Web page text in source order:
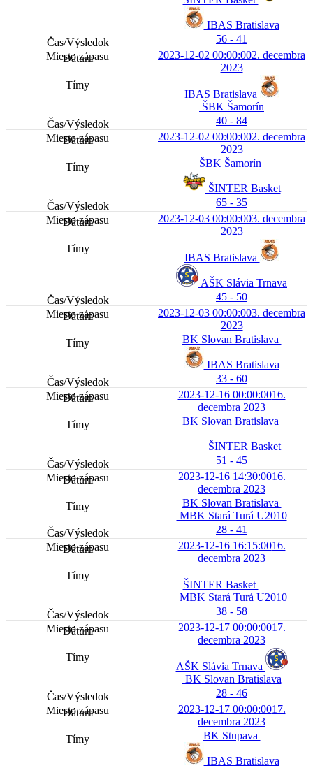
IBAS Bratislava
56 - 41
2023-12-02 00:00:002. decembra
2023
IBAS Bratislava
ŠBK Šamorín
40 - 84
2023-12-02 00:00:002. decembra
2023
ŠBK Šamorín
ŠINTER Basket
65 - 35
2023-12-03 00:00:003. decembra
2023
IBAS Bratislava
AŠK Slávia Trnava
45 - 50
2023-12-03 00:00:003. decembra
2023
BK Slovan Bratislava
IBAS Bratislava
33 - 60
2023-12-16 00:00:0016.
decembra 2023
BK Slovan Bratislava
ŠINTER Basket
51 - 45
2023-12-16 14:30:0016.
decembra 2023
BK Slovan Bratislava
MBK Stará Turá U2010
28 - 41
2023-12-16 16:15:0016.
decembra 2023
ŠINTER Basket
MBK Stará Turá U2010
38 - 58
2023-12-17 00:00:0017.
decembra 2023
AŠK Slávia Trnava
BK Slovan Bratislava
28 - 46
2023-12-17 00:00:0017.
decembra 2023
BK Stupava
IBAS Bratislava